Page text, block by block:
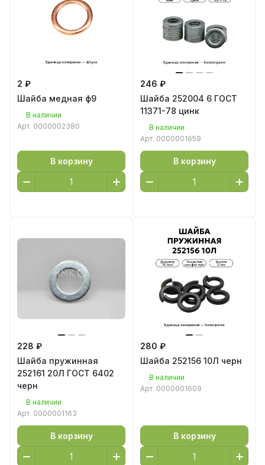
2 ₽
Шайба медная ф9
В наличии
Арт. 0000002380
В корзину
246 ₽
Шайба 252004 6 ГОСТ
11371-78 цинк
В наличии
Арт. 0000001659
В корзину
228 ₽
Шайба пружинная
252161 20Л ГОСТ 6402
черн
В наличии
Арт. 0000001163
В корзину
280 ₽
Шайба 252156 10Л черн
В наличии
Арт. 0000001609
В корзину